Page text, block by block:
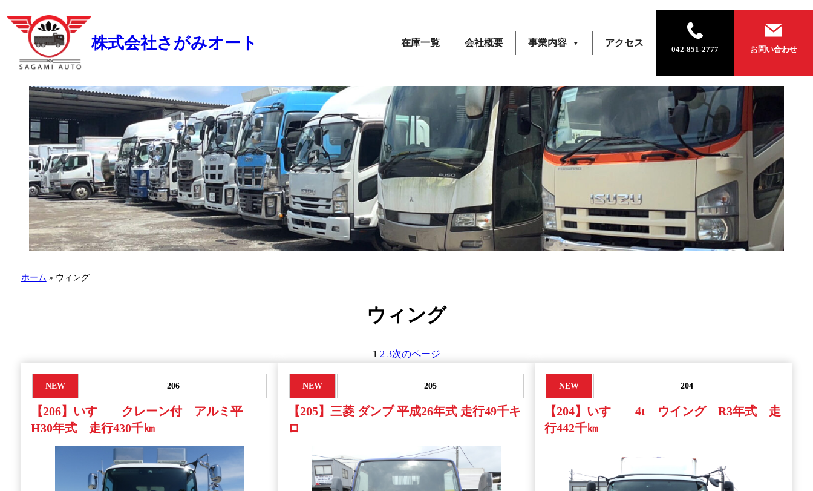
株式会社さがみオート 在庫一覧 会社概要 事業内容 アクセス
042-851-2777 お問い合わせ
ホーム »ウィング
ウィング
1 2 3次のページ
NEW 206
【206】いすゞ クレーン付 アルミ平
H30年式 走行430千㎞
NEW 205
【205】三菱 ダンプ 平成26年式 走行49千キ
ロ
NEW 204
【204】いすゞ 4t ウイング R3年式 走
行442千㎞